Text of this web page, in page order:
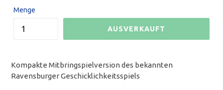
Menge
AUSVERKAUFT
Kompakte Mitbringspielversion des bekannten
Ravensburger Geschicklichkeitsspiels